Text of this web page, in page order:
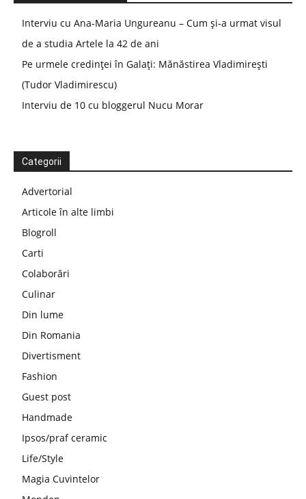
Interviu cu Ana-Maria Ungureanu – Cum și-a urmat visul
de a studia Artele la 42 de ani
Pe urmele credinței în Galați: Mănăstirea Vladimirești
(Tudor Vladimirescu)
Interviu de 10 cu bloggerul Nucu Morar
Categorii
Advertorial
Articole în alte limbi
Blogroll
Carti
Colaborări
Culinar
Din lume
Din Romania
Divertisment
Fashion
Guest post
Handmade
Ipsos/praf ceramic
Life/Style
Magia Cuvintelor